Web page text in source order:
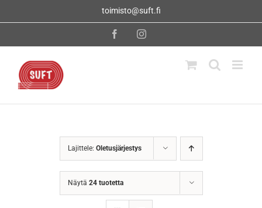
toimisto@suft.fi
FacebookInstagram
Lajittele: Oletusjärjestys
Näytä 24 tuotetta